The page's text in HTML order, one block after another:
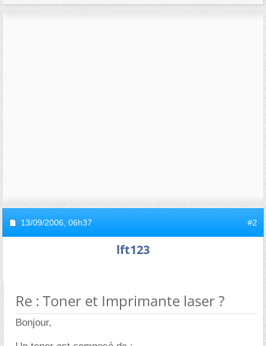
13/09/2006, 06h37 #2
lft123
Re : Toner et Imprimante laser ?
Bonjour,